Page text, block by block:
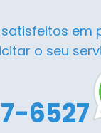
em
o seu
6527